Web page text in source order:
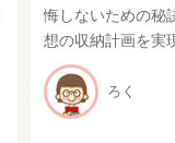
悔しないための秘
想の収納計画を実
ろく